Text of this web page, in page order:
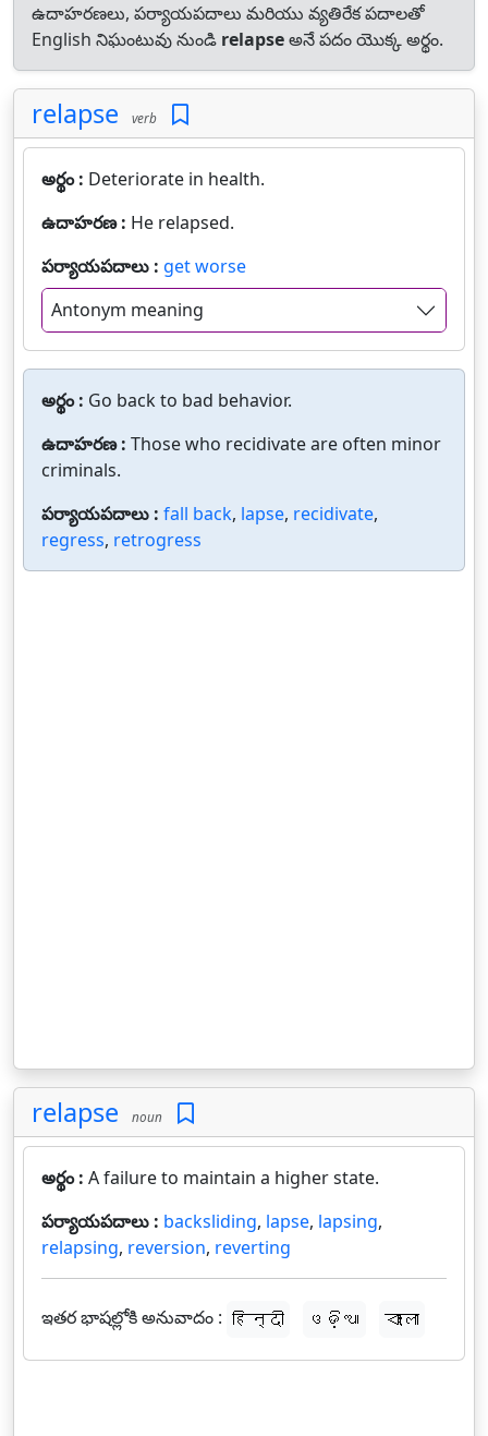
ఉదాహరణలు, పర్యాయపదాలు మరియు వ్యతిరేక పదాలతో
English నిఘంటువు నుండి relapseఅనే పదం యొక్క అర్థం.
relapse verb
అర్థం : Deteriorate in health.
ఉదాహరణ : He relapsed.
పర్యాయపదాలు : get worse
Antonym meaning
అర్థం : Go back to bad behavior.
ఉదాహరణ : Those who recidivate are often minor
criminals.
పర్యాయపదాలు : fall back, lapse, recidivate,
regress, retrogress
relapse noun
అర్థం : A failure to maintain a higher state.
పర్యాయపదాలు : backsliding, lapse, lapsing,
relapsing, reversion, reverting
ఇతర భాషల్లోకి అనువాదం : हिन्दी ଓଡ଼ିଆ বাংলা